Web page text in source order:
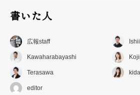
書いた人
広報staff Ishii
Kawaharabayashi
Terasawa kida
editor